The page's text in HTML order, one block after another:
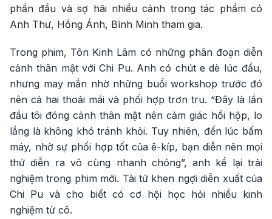
phần đầu và sợ hãi nhiều cảnh trong tác phẩm có
Anh Thư, Hồng Ánh, Bình Minh tham gia.
Trong phim, Tôn Kinh Lâm có những phân đoạn diễn
cảnh thân mật với Chi Pu. Anh có chút e dè lúc đầu,
nhưng may mắn nhờ những buổi workshop trước đó
nên cả hai thoải mái và phối hợp trơn tru. “Đây là lần
đầu tôi đóng cảnh thân mật nên cảm giác hồi hộp, lo
lắng là không khó tránh khỏi. Tuy nhiên, đến lúc bấm
máy, nhờ sự phối hợp tốt của ê-kíp, bạn diễn nên mọi
thứ diễn ra vô cùng nhanh chóng”, anh kể lại trải
nghiệm trong phim mới. Tài tử khen ngợi diễn xuất của
Chi Pu và cho biết có cơ hội học hỏi nhiều kinh
nghiệm từ cô.